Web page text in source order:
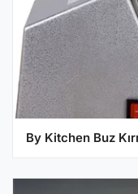
By Kitchen Buz